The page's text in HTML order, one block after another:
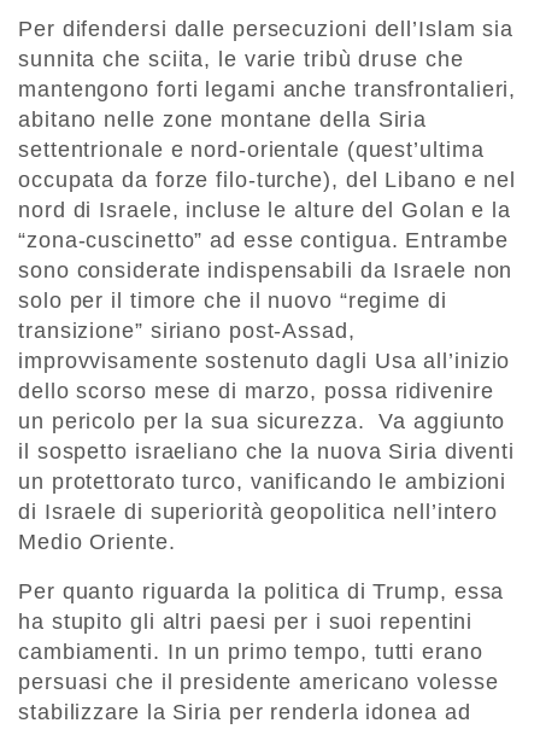
Per difendersi dalle persecuzioni dell’Islam sia
sunnita che sciita, le varie tribù druse che
mantengono forti legami anche transfrontalieri,
abitano nelle zone montane della Siria
settentrionale e nord-orientale (quest’ultima
occupata da forze filo-turche), del Libano e nel
nord di Israele, incluse le alture del Golan e la
“zona-cuscinetto” ad esse contigua. Entrambe
sono considerate indispensabili da Israele non
solo per il timore che il nuovo “regime di
transizione” siriano post-Assad,
improvvisamente sostenuto dagli Usa all’inizio
dello scorso mese di marzo, possa ridivenire
un pericolo per la sua sicurezza. Va aggiunto
il sospetto israeliano che la nuova Siria diventi
un protettorato turco, vanificando le ambizioni
di Israele di superiorità geopolitica nell’intero
Medio Oriente.
Per quanto riguarda la politica di Trump, essa
ha stupito gli altri paesi per i suoi repentini
cambiamenti. In un primo tempo, tutti erano
persuasi che il presidente americano volesse
stabilizzare la Siria per renderla idonea ad